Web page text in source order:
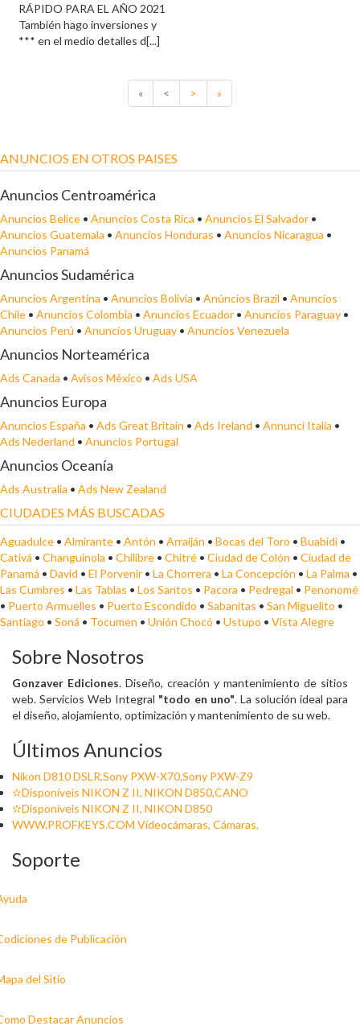
RÁPIDO PARA EL AÑO 2021
También hago inversiones y
*** en el medio detalles d[...]
« < > »
ANUNCIOS EN OTROS PAISES
Anuncios Centroamérica
Anuncios Belice • Anuncios Costa Rica • Anuncios El Salvador •
Anuncios Guatemala • Anuncios Honduras • Anuncios Nicaragua •
Anuncios Panamá
Anuncios Sudamérica
Anuncios Argentina • Anuncios Bolivia • Anúncios Brazil • Anuncios
Chile • Anuncios Colombia • Anuncios Ecuador • Anuncios Paraguay •
Anuncios Perú • Anuncios Uruguay • Anuncios Venezuela
Anuncios Norteamérica
Ads Canada • Avisos México • Ads USA
Anuncios Europa
Anuncios España • Ads Great Britain • Ads Ireland • Annunci Italia •
Ads Nederland • Anuncios Portugal
Anuncios Oceanía
Ads Australia • Ads New Zealand
CIUDADES MÁS BUSCADAS
Aguadulce • Almirante • Antón • Arraiján • Bocas del Toro • Buabidi •
Cativá • Changuinola • Chilibre • Chitré • Ciudad de Colón • Ciudad de
Panamá • David • El Porvenir • La Chorrera • La Concepción • La Palma •
Las Cumbres • Las Tablas • Los Santos • Pacora • Pedregal • Penonomé
• Puerto Armuelles • Puerto Escondido • Sabanitas • San Miguelito •
Santiago • Soná • Tocumen • Unión Chocó • Ustupo • Vista Alegre
Sobre Nosotros
Gonzaver Ediciones. Diseño, creación y mantenimiento de sitios
web. Servicios Web Integral "todo en uno". La solución ideal para
el diseño, alojamiento, optimización y mantenimiento de su web.
Últimos Anuncios
Nikon D810 DSLR,Sony PXW-X70,Sony PXW-Z9
✫Disponíveis NIKON Z II, NIKON D850,CANO
✫Disponíveis NIKON Z II, NIKON D850
WWW.PROFKEYS.COM Videocámaras, Cámaras,
Soporte
de Publicación
del Sitio
Destacar Anuncios